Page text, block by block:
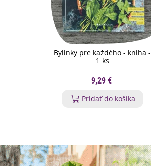
Bylinky pre každého - kniha -
1 ks
9,29 €
Pridať do košíka